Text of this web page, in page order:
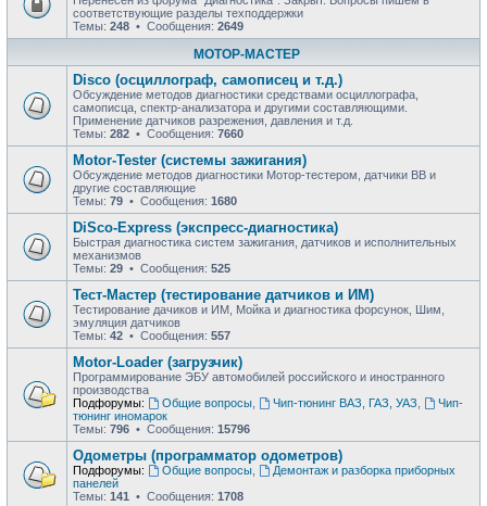
соответствующие разделы техподдержки
Темы: 248 • Сообщения: 2649
МОТОР-МАСТЕР
Disco (осциллограф, самописец и т.д.)
Обсуждение методов диагностики средствами осциллографа,
самописца, спектр-анализатора и другими составляющими.
Применение датчиков разрежения, давления и т.д.
Темы: 282 • Сообщения: 7660
Motor-Tester (системы зажигания)
Обсуждение методов диагностики Мотор-тестером, датчики ВВ и
другие составляющие
Темы: 79 • Сообщения: 1680
DiSco-Express (экспресс-диагностика)
Быстрая диагностика систем зажигания, датчиков и исполнительных
механизмов
Темы: 29 • Сообщения: 525
Тест-Мастер (тестирование датчиков и ИМ)
Тестирование дачиков и ИМ, Мойка и диагностика форсунок, Шим,
эмуляция датчиков
Темы: 42 • Сообщения: 557
Motor-Loader (загрузчик)
Программирование ЭБУ автомобилей российского и иностранного
производства
Подфорумы:
Общие вопросы, Чип-тюнинг ВАЗ, ГАЗ, УАЗ
Чип-
тюнинг иномарок
Темы: 796 • Сообщения: 15796
Одометры (программатор одометров)
Подфорумы: Общие вопросы,
Демонтаж и разборка приборных
панелей
Темы: 141 • Сообщения: 1708